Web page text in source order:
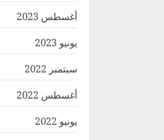
أغسطس 2023
يونيو 2023
سبتمبر 2022
أغسطس 2022
يونيو 2022